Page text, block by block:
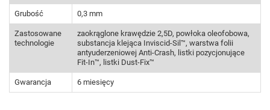
Grubość 0,3 mm
Zastosowane
technologie
zaokrąglone krawędzie 2,5D, powłoka oleofobowa,
substancja klejąca Inviscid-Sil™, warstwa folii
antyuderzeniowej Anti-Crash, listki pozycjonujące
Fit-In™, listki Dust-Fix™
Gwarancja 6 miesięcy